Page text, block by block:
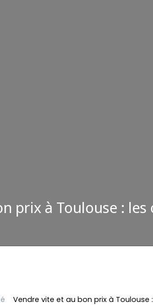
prix à Toulouse :
Vendre vite et au bon prix à